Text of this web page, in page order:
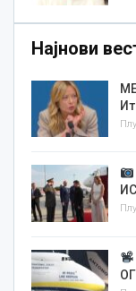
Најнови